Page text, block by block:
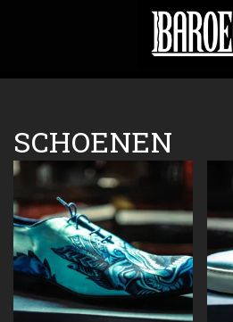
SCHOENEN